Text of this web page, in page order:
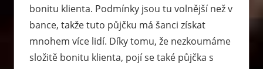
bonitu klienta. Podmínky jsou tu volnější než v
bance, takže tuto půjčku má šanci získat
mnohem více lidí. Díky tomu, že nezkoumáme
složitě bonitu klienta, pojí se také půjčka s